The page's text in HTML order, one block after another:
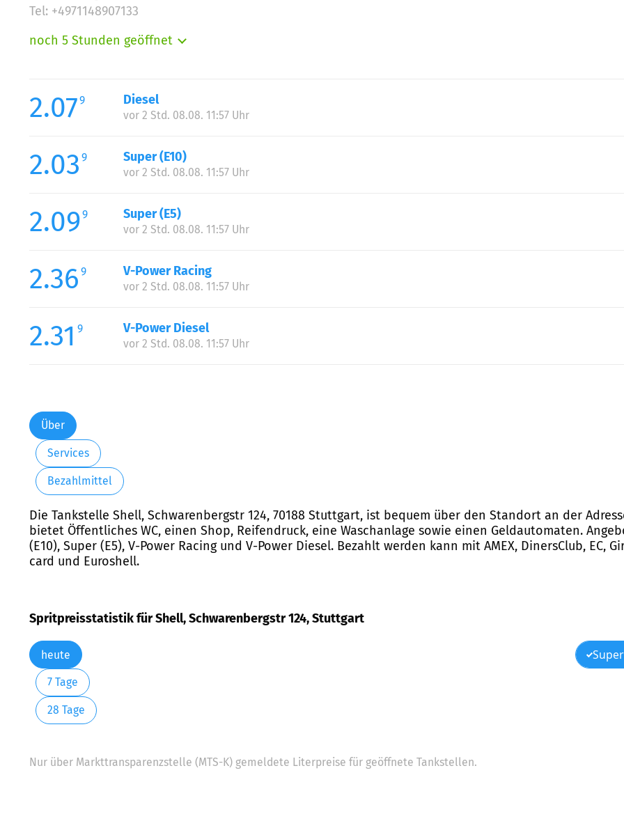
Tel: +4971148907133
noch 5 Stunden geöffnet
Mittwoch:
Donnerstag:
Samstag:
Sonntag:
2.079 Diesel
vor 2 Std. 08.08. 11:57 Uhr
2.03 9 Super (E10)
vor 2 Std. 08.08. 11:57 Uhr
2.099 Super (E5)
vor 2 Std. 08.08. 11:57 Uhr
2.36 9 V-Power Racing
vor 2 Std. 08.08. 11:57 Uhr
2.31 9 V-Power Diesel
vor 2 Std. 08.08. 11:57 Uhr
Über
Services
Bezahlmittel
Die Tankstelle Shell, Schwarenbergstr 124, 70188 Stuttgart, ist bequem über den Standort an der
bietet Öffentliches WC, einen Shop, Reifendruck, eine Waschanlage sowie einen Geldautomaten.
(E10), Super (E5), V-Power Racing und V-Power Diesel. Bezahlt werden kann mit AMEX, DinersClub, EC,
card und Euroshell.
Spritpreisstatistik für Shell, Schwarenbergstr 124, Stuttgart
heute
7 Tage
28 Tage
Nur über Markttransparenzstelle (MTS-K) gemeldete Literpreise für geöffnete Tankstellen.